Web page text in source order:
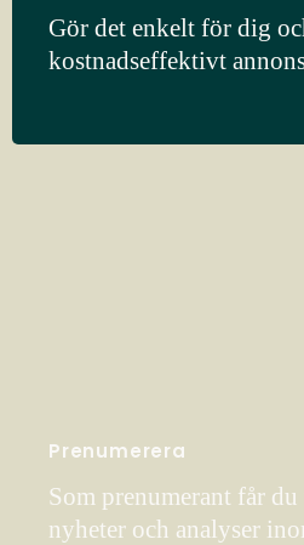
Gör det enkelt för dig
kostnadseffektivt
Prenumerera
Som prenumerant får
nyheter och analyser